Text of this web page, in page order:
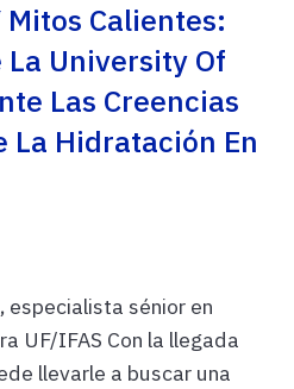
Mitos Calientes:
La University Of
Las Creencias
La Hidratación En
especialista sénior en
UF/IFAS Con la llegada
llevarle a buscar una